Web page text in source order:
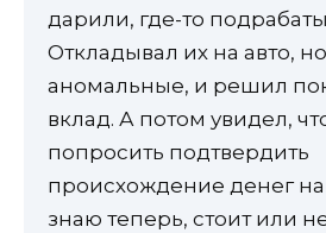
дарили, где-то
Откладывал их на авто,
аномальные, и решил
вклад. А потом увидел,
попросить подтвердить
происхождение денег
знаю теперь, стоит или